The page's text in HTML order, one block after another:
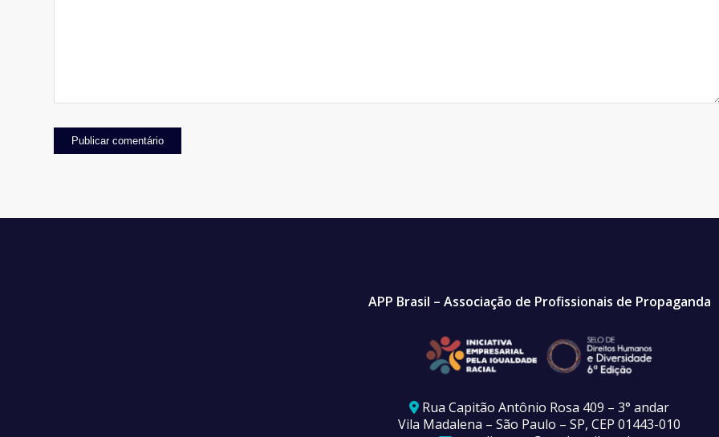
APP Brasil – Associação de Profissionais de Propaganda
Rua Capitão Antônio Rosa 409 – 3° andar
Vila Madalena – São Paulo – SP, CEP 01443-010